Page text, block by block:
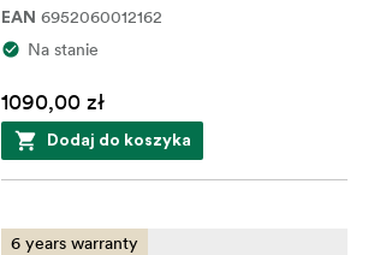
EAN 6952060012162
Na stanie
1090,00 zł
Dodaj do koszyka
6 years warranty